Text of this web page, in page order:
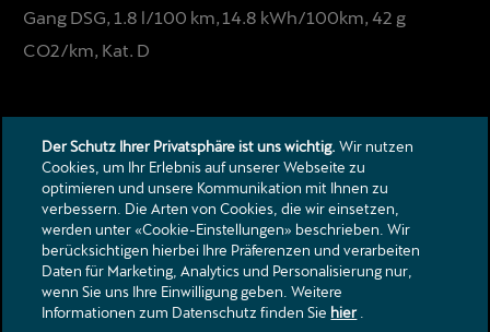
Gang DSG, 1.8 l/100 km, 14.8 kWh/100km, 42 g
CO2/km, Kat. D
Kontakt
Kataloge & Preislisten
Rechtliche Hinweise
Datenschutzerklärung
Der Schutz Ihrer Privatsphäre ist uns wichtig. Wir nutzen
Cookies, um Ihr Erlebnis auf unserer Webseite zu
optimieren und unsere Kommunikation mit Ihnen zu
verbessern. Die Arten von Cookies, die wir einsetzen,
werden unter «Cookie-Einstellungen» beschrieben. Wir
berücksichtigen hierbei Ihre Präferenzen und verarbeiten
Daten für Marketing, Analytics und Personalisierung nur,
wenn Sie uns Ihre Einwilligung geben. Weitere
Informationen zum Datenschutz finden Sie hier.